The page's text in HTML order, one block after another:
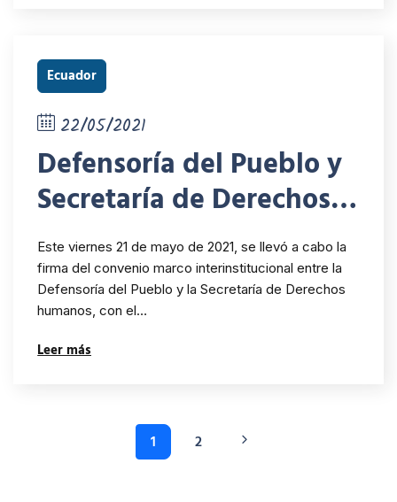
Ecuador
22/05/2021
Defensoría del Pueblo y
Secretaría de Derechos
Humanos suscriben
convenio marco
interinstitucional para
garantizar los derechos
movilidad humana
Este viernes 21 de mayo de 2021, se llevó a cabo la
firma del convenio marco interinstitucional entre la
Defensoría del Pueblo y la Secretaría de Derechos
humanos, con el…
Leer más
1 2